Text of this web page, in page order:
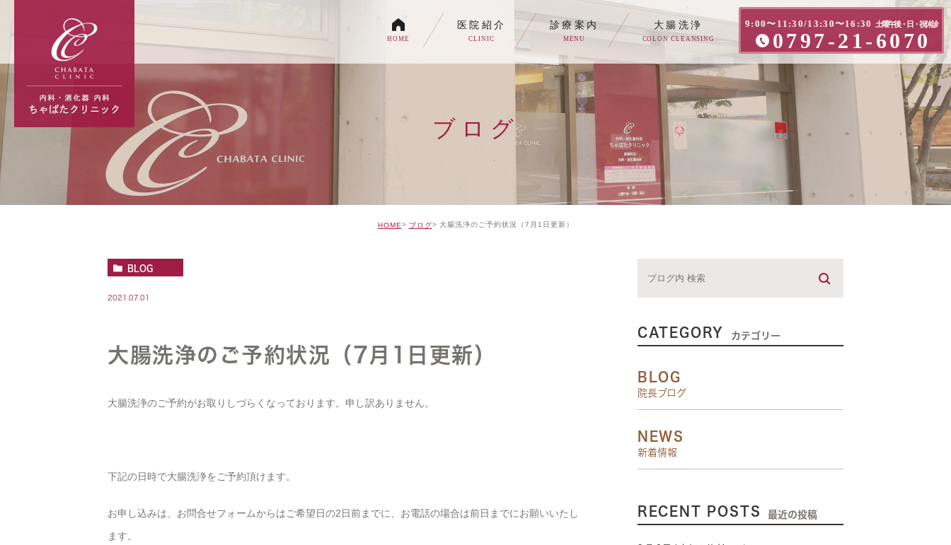
9:00〜11:30/13:30〜16:30 土曜午後・日・祝休診
0797-21-6070
HOME
医院紹介
CLINIC
診療案内
MENU
各種内視鏡検査について
生活習慣病
消化器内科・内科
トイレの症状でお悩みの方へ
大腸洗浄
COLON CLEANSING
ブログ
HOME ブログ 大腸洗浄のご予約状況（7月1日更新）
BLOG
2021.07.01
大腸洗浄のご予約状況（7月1日更新）
大腸洗浄のご予約がお取りしづらくなっております。申し訳ありません。
下記の日時で大腸洗浄をご予約頂けます。
お申し込みは、お問合せフォームからはご希望日の2日前までに、お電話の場合は前日までにお願いいたし
ます。
CATEGORY カテゴリー
BLOG
院長ブログ
NEWS
新着情報
RECENT POSTS 最近の投稿